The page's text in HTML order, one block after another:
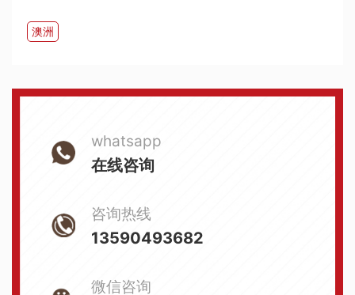
澳洲
whatsapp
在线咨询
咨询热线
13590493682
微信咨询